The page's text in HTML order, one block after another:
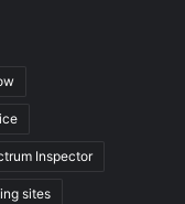
Inspector
sites